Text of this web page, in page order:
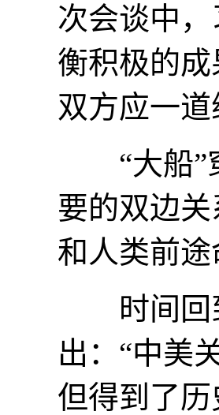
次会谈中
衡积极的
双方应一
“大船”穿
要的双边
和人类前途
时间回到
出：“中美
但得到了